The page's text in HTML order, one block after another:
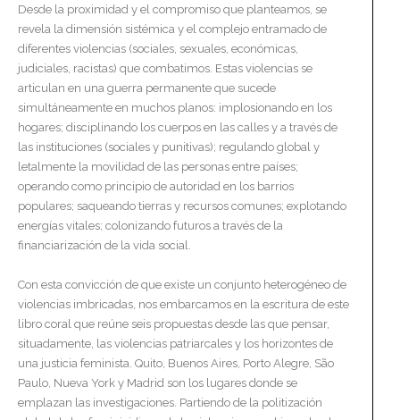
Desde la proximidad y el compromiso que planteamos, se
revela la dimensión sistémica y el complejo entramado de
diferentes violencias (sociales, sexuales, económicas,
judiciales, racistas) que combatimos. Estas violencias se
articulan en una guerra permanente que sucede
simultáneamente en muchos planos: implosionando en los
hogares; disciplinando los cuerpos en las calles y a través de
las instituciones (sociales y punitivas); regulando global y
letalmente la movilidad de las personas entre países;
operando como principio de autoridad en los barrios
populares; saqueando tierras y recursos comunes; explotando
energías vitales; colonizando futuros a través de la
financiarización de la vida social.
Con esta convicción de que existe un conjunto heterogéneo de
violencias imbricadas, nos embarcamos en la escritura de este
libro coral que reúne seis propuestas desde las que pensar,
situadamente, las violencias patriarcales y los horizontes de
una justicia feminista. Quito, Buenos Aires, Porto Alegre, São
Paulo, Nueva York y Madrid son los lugares donde se
emplazan las investigaciones. Partiendo de la politización